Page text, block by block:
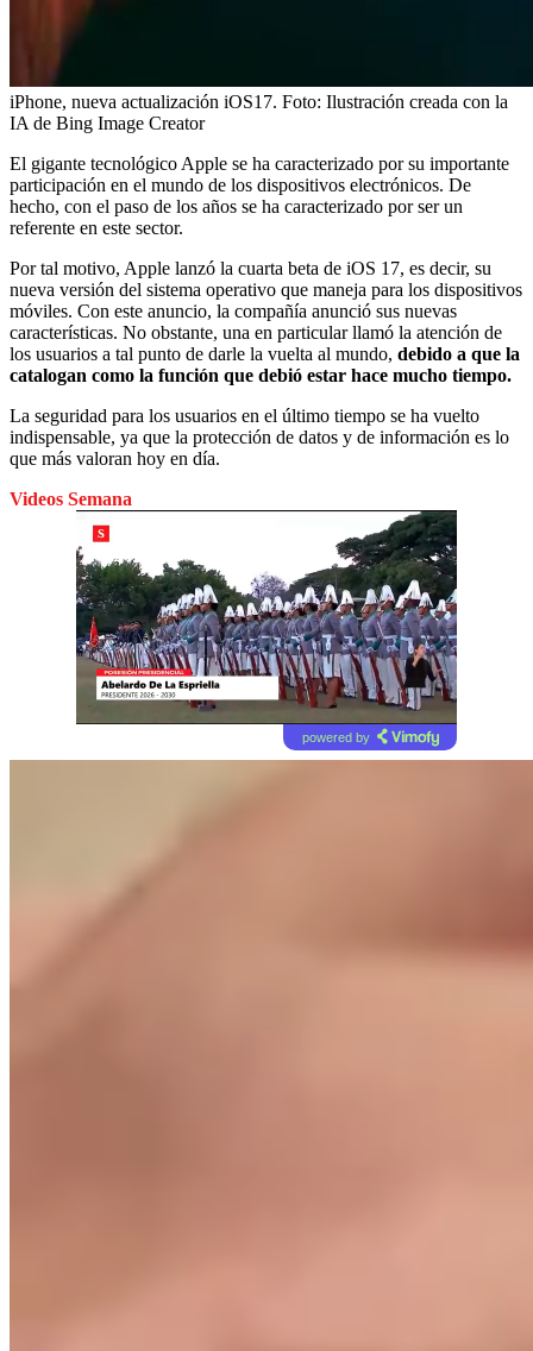
iPhone, nueva actualización iOS17. Foto: Ilustración creada con la
IA de Bing Image Creator
El gigante tecnológico Apple se ha caracterizado por su importante
participación en el mundo de los dispositivos electrónicos. De
hecho, con el paso de los años se ha caracterizado por ser un
referente en este sector.
Por tal motivo, Apple lanzó la cuarta beta de iOS 17, es decir, su
nueva versión del sistema operativo que maneja para los dispositivos
móviles. Con este anuncio, la compañía anunció sus nuevas
características. No obstante, una en particular llamó la atención de
los usuarios a tal punto de darle la vuelta al mundo, debido a que la
catalogan como la función que debió estar hace mucho tiempo.
La seguridad para los usuarios en el último tiempo se ha vuelto
indispensable, ya que la protección de datos y de información es lo
que más valoran hoy en día.
Videos Semana
powered by